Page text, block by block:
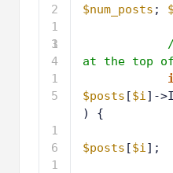
2
1
3
1
4
1
5
1
6
1
$num_posts ;
at the top
$posts [$i ]-
) {
$posts [$i ];